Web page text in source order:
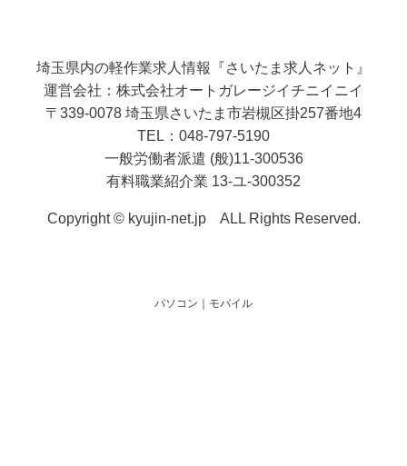
埼玉県内の軽作業求人情報『さいたま求人ネット』
運営会社：株式会社オートガレージイチニイニイ
〒339-0078 埼玉県さいたま市岩槻区掛257番地4
TEL：048-797-5190
一般労働者派遣 (般)11-300536
有料職業紹介業 13-ユ-300352
Copyright © kyujin-net.jp ALL Rights Reserved.
パソコン ｜モバイル